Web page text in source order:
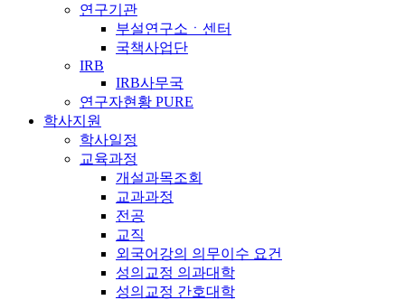
연구기관
부설연구소ㆍ센터
국책사업단
IRB
IRB사무국
연구자현황 PURE
학사지원
학사일정
교육과정
개설과목조회
교과과정
전공
교직
외국어강의 의무이수 요건
성의교정 의과대학
성의교정 간호대학